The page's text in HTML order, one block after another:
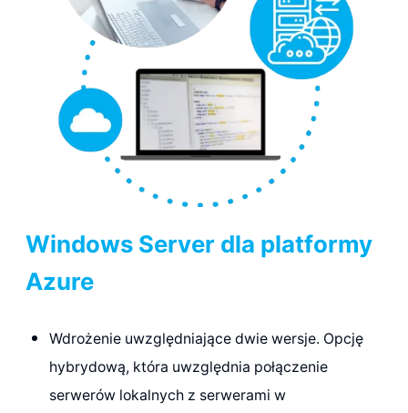
Windows Server dla platformy
Azure
Wdrożenie uwzględniające dwie wersje. Opcję
hybrydową, która uwzględnia połączenie
serwerów lokalnych z serwerami w